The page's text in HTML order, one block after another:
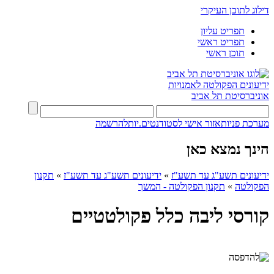
דילוג לתוכן העיקרי
תפריט עליון
תפריט ראשי
תוכן ראשי
ידיעונים הפקולטה לאמנויות
אוניברסיטת תל אביב
מערכת פניותאזור אישי לסטודנטים.יותלהרשמה
הינך נמצא כאן
ידיעונים תשע"ג עד תשע"ז » ידיעונים תשע"ג עד תשע"ז » תקנון
הפקולטה » תקנון הפקולטה - המשך
קורסי ליבה כלל פקולטטיים